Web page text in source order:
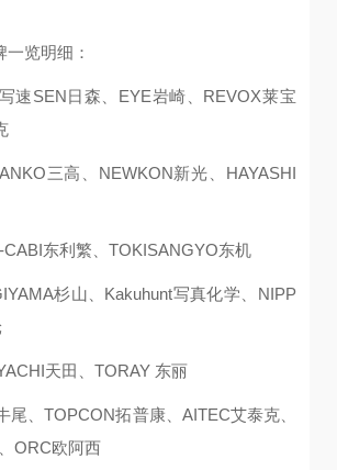
览明细：
速SEN日森、EYE岩崎、REVOX莱宝
三高、NEWKON新光、HAYASHI
东利繁、TOKISANGYO东机
杉山、Kakuhunt写真化学、NIPP
天田、TORAY 东丽
尾、TOPCON拓普康、AITEC艾泰克、
ORC欧阿西